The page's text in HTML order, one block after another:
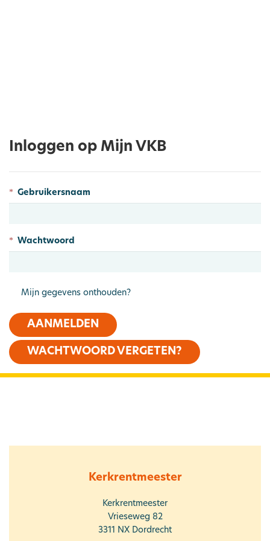
Inloggen op Mijn VKB
Gebruikersnaam
Wachtwoord
Mijn gegevens onthouden?
AANMELDEN
WACHTWOORD VERGETEN?
Kerkrentmeester
Kerkrentmeester
Vrieseweg 82
3311 NX Dordrecht